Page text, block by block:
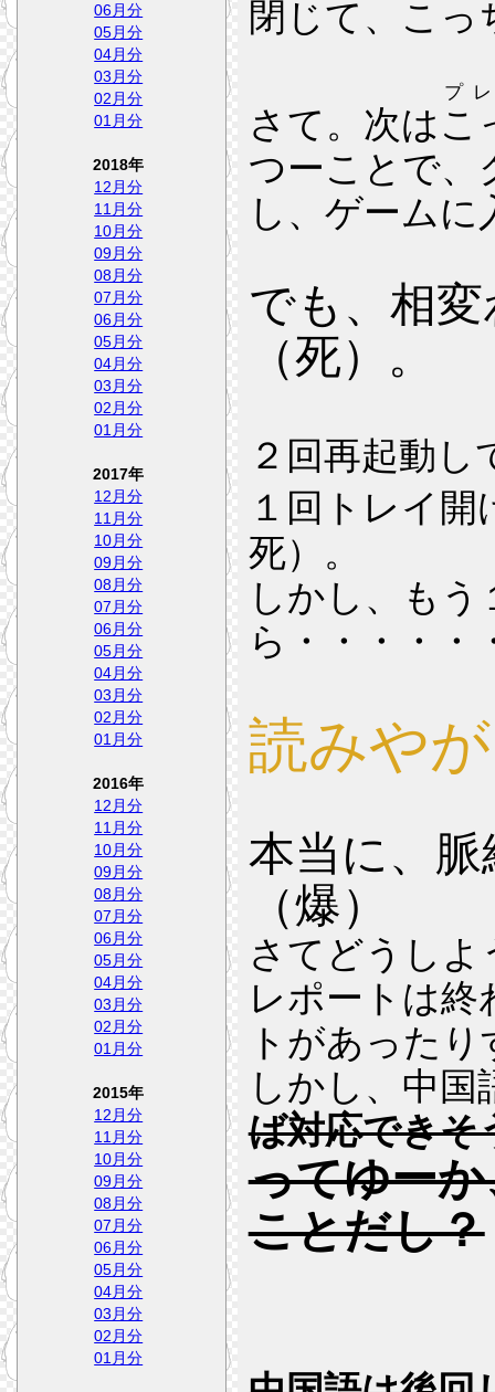
閉じて、こっ
さて。次は こ
プ
つーことで、
し、ゲームに
でも、相
（死）。
２回再起動し
１回トレイ
死）。
しかし、も
ら・・・・・
読みや
本当に、
（爆）
さてどうしよ
レポートは終
トがあったり
しかし、中国
ば対応できそ
ってゆー
ことだし？
06月分
05月分
04月分
03月分
02月分
01月分
2018年
12月分
11月分
10月分
09月分
08月分
07月分
06月分
05月分
04月分
03月分
02月分
01月分
2017年
12月分
11月分
10月分
09月分
08月分
07月分
06月分
05月分
04月分
03月分
02月分
01月分
2016年
12月分
11月分
10月分
09月分
08月分
07月分
06月分
05月分
04月分
03月分
02月分
01月分
2015年
12月分
11月分
10月分
09月分
08月分
07月分
06月分
05月分
04月分
03月分
02月分
01月分